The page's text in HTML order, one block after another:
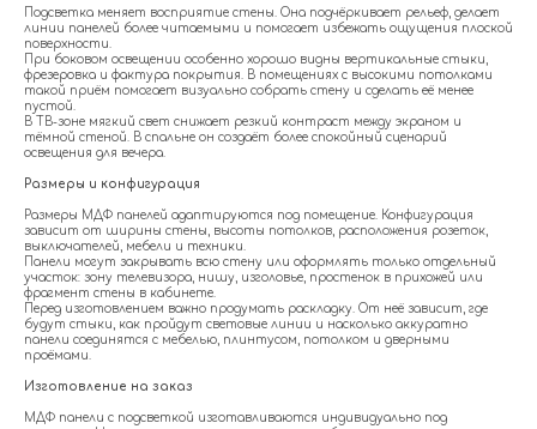
Подсветка меняет восприятие стены. Она подчёркивает рельеф, делает
линии панелей более читаемыми и помогает избежать ощущения плоской
поверхности.
При боковом освещении особенно хорошо видны вертикальные стыки,
фрезеровка и фактура покрытия. В помещениях с высокими потолками
такой приём помогает визуально собрать стену и сделать её менее
пустой.
В ТВ-зоне мягкий свет снижает резкий контраст между экраном и
тёмной стеной. В спальне он создаёт более спокойный сценарий
освещения для вечера.
Размеры и конфигурация
Размеры МДФ панелей адаптируются под помещение. Конфигурация
зависит от ширины стены, высоты потолков, расположения розеток,
выключателей, мебели и техники.
Панели могут закрывать всю стену или оформлять только отдельный
участок: зону телевизора, нишу, изголовье, простенок в прихожей или
фрагмент стены в кабинете.
Перед изготовлением важно продумать раскладку. От неё зависит, где
будут стыки, как пройдут световые линии и насколько аккуратно
панели соединятся с мебелью, плинтусом, потолком и дверными
проёмами.
Изготовление на заказ
МДФ панели с подсветкой изготавливаются индивидуально под